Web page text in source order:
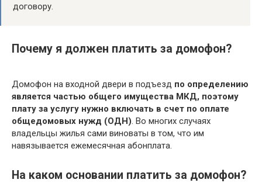
договору.
Почему я должен платить за домофон?
Домофон на входной двери в подъезд по определению
является частью общего имущества МКД, поэтому
плату за услугу нужно включать в счет по оплате
общедомовых нужд (ОДН). Во многих случаях
владельцы жилья сами виноваты в том, что им
навязывается ежемесячная абонплата.
На каком основании платить за домофон?